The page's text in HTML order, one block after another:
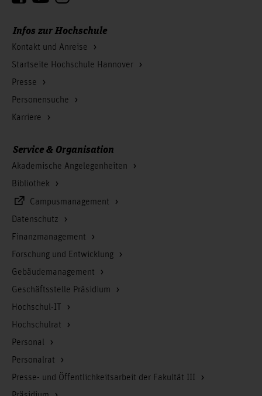
Infos zur Hochschule
Kontakt und Anreise
Startseite Hochschule Hannover
Presse
Personensuche
Karriere
Service & Organisation
Akademische Angelegenheiten
Bibliothek
Campusmanagement
Datenschutz
Finanzmanagement
Forschung und Entwicklung
Gebäudemanagement
Geschäftsstelle Präsidium
Hochschul-IT
Hochschulrat
Personal
Personalrat
Presse- und Öffentlichkeitsarbeit der Fakultät III